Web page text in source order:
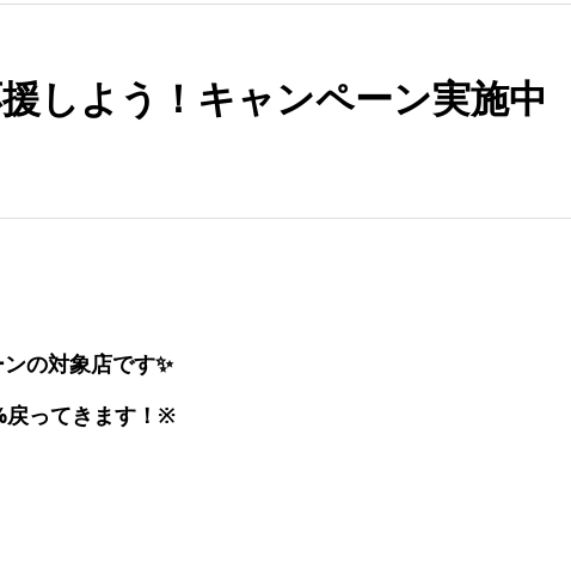
しよう！キャンペーン実施中
の対象店です✨
戻ってきます！※